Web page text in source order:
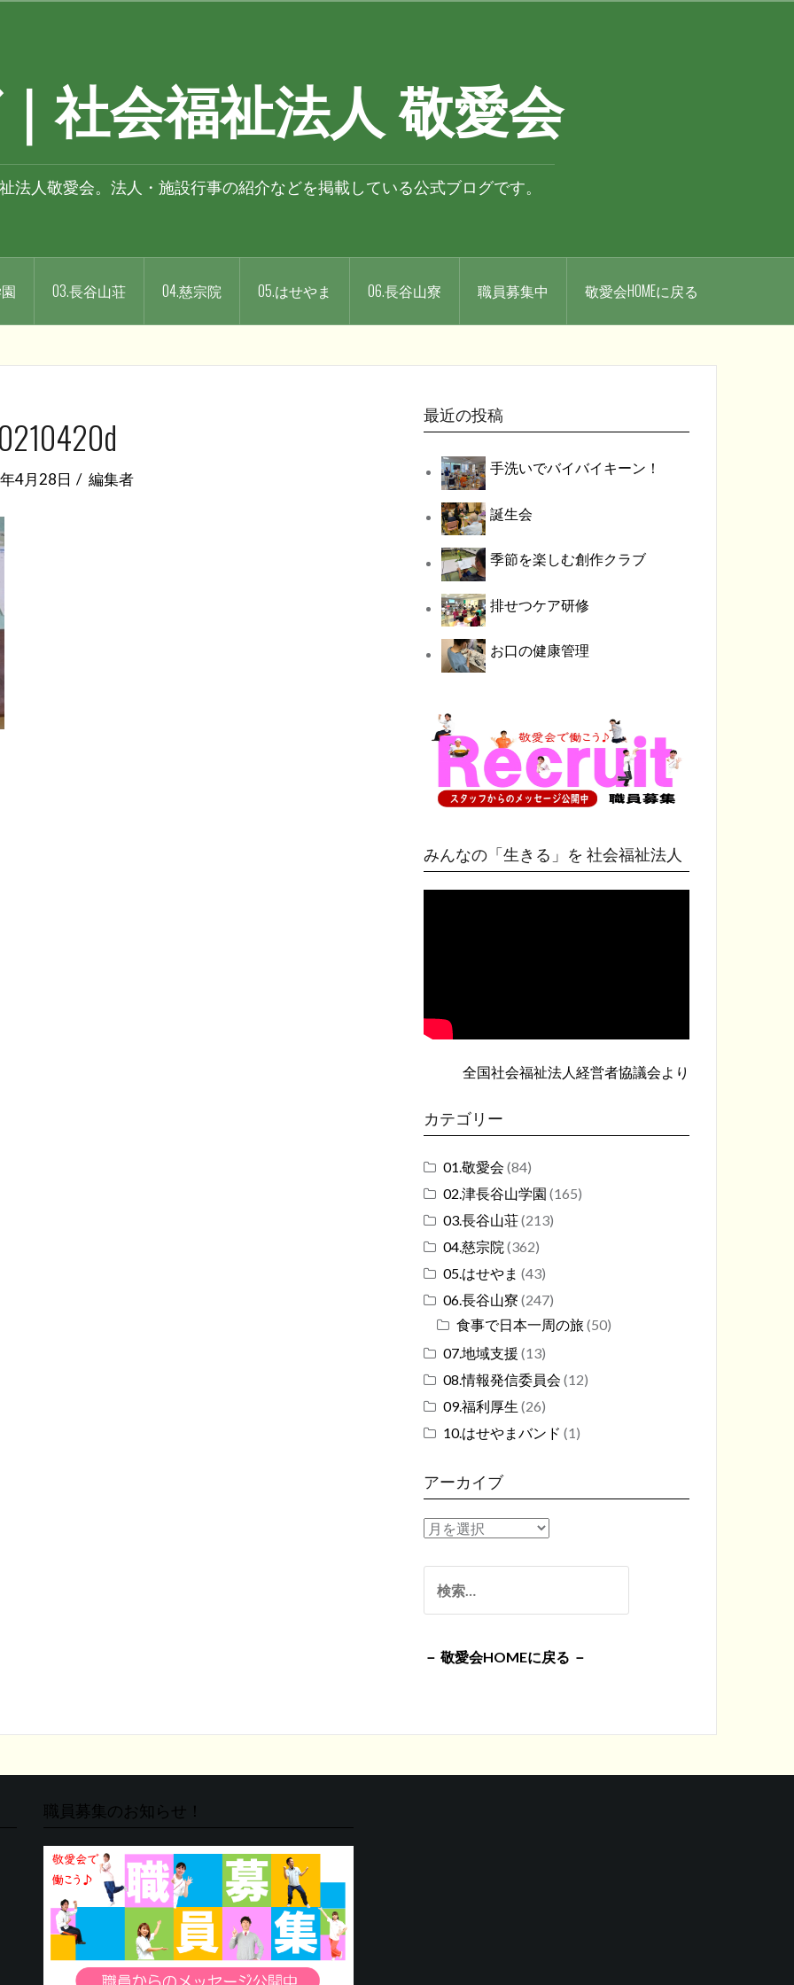
社会福祉法人 敬愛会
法人敬愛会。法人・施設行事の紹介などを掲載している公式ブログです。
03.長谷山荘 04.慈宗院 05.はせやま 06.長谷山寮 職員募集中 敬愛会HOMEに戻る
4月28日 編集者
最近の投稿
手洗いでバイバイキーン！
誕生会
季節を楽しむ創作クラブ
排せつケア研修
お口の健康管理
みんなの「生きる」を 社会福祉法人
全国社会福祉法人経営者協議会より
カテゴリー
01.敬愛会 (84)
02.津長谷山学園 (165)
03.長谷山荘(213)
04.慈宗院 (362)
05.はせやま (43)
06.長谷山寮 (247)
食事で日本一周の旅 (50)
07.地域支援 (13)
08.情報発信委員会 (12)
09.福利厚生 (26)
10.はせやまバンド (1)
アーカイブ
ア
カ
ブ
索:
－ 敬愛会HOMEに戻る －
職員募集のお知らせ！